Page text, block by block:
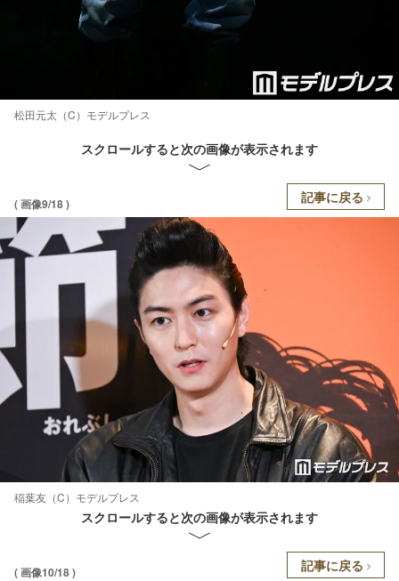
松田元太（C）モデルプレス
スクロールすると次の画像が表示されます
( 画像9/18 ) 記事に戻る
稲葉友（C）モデルプレス
スクロールすると次の画像が表示されます
( 画像10/18 ) 記事に戻る